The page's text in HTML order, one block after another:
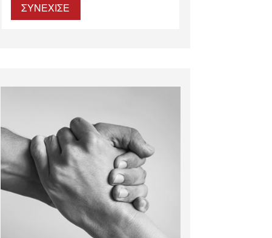
ΣΥΝΕΧΙΣΕ